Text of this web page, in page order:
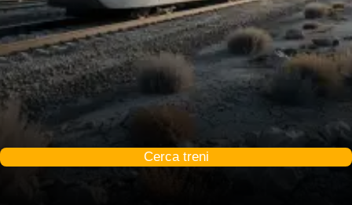
Cerca treni